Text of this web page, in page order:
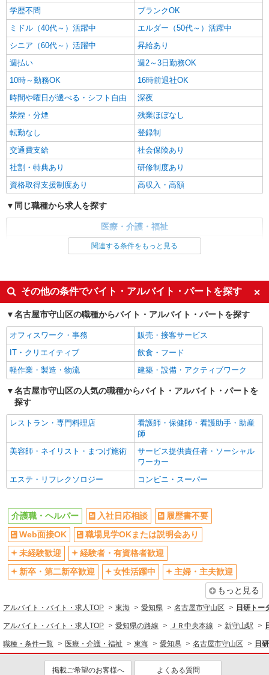
時給1500円〜2125円 ＜日払い有/週払い有/交
通費全支給(ガソリン代含む)＞
名古屋市守山区
詳細を見る
派遣社員
株式会社kotrio /●NG-H-2093164
新守山駅★未経験OKの人間関係に悩まない職
場へ★サ高住スタッフ
時給1500円〜2125円 ＜日払い有/週払い有/交
通費全支給(ガソリン代含む)＞
名古屋市守山区
キープ 詳細を見る
株式会社kotrio /●NG-H-2029548
＜新守山＞デイサービスSTAFF＊16時退社も
通費全支給(ガソリン代含む)＞
キープ 詳細を見る
派遣社員
（株）ウィルオブ・ワークCW 名古屋支店/ms230101
高齢者向けマンションstaff
時給1600円 ◆前払い・日払い・週払いOK
（株）ウィルオブ・ワークCW 名古屋支店/ms230101
高齢者向けマンションstaff
愛知県名古屋市守山区
キープ
派遣社員
個別ケア重視！高級シニア住宅で巡回やケアな
ど＊新守山駅/日払いOK
時給1500円〜2125円 ＜日払い有/週払い有/交
通費全支給(ガソリン代含む)＞
名古屋市守山区
学歴不問
ブランクOK
ミドル（40代～）活躍中
エルダー（50代～）活躍中
シニア（60代～）活躍中
昇給あり
週払い
週2～3日勤務OK
10時～勤務OK
16時前退社OK
時間や曜日が選べる・シフト自由
深夜
禁煙・分煙
残業ほぼなし
転勤なし
登録制
交通費支給
社会保険あり
社割・特典あり
研修制度あり
資格取得支援制度あり
高収入・高額
同じ職種から求人を探す
医療・介護・福祉
未経験歓迎
ミドル（40代～）活躍中
週2～3日勤務OK
深夜
交通費支給
社会保険あり
関連する条件をもっと見る
その他の条件でバイト・アルバイト・パートを探す
名古屋市守山区の職種からバイト・アルバイト・パートを探す
オフィスワーク・事務
販売・接客サービス
IT・クリエイティブ
飲食・フード
軽作業・製造・物流
建築・設備・アクティブワーク
名古屋市守山区の人気の職種からバイト・アルバイト・パートを
探す
レストラン・専門料理店
看護師・保健師・看護助手・助産
師
美容師・ネイリスト・まつげ施術
サービス提供責任者・ソーシャル
ワーカー
エステ・リフレクソロジー
コンビニ・スーパー
介護職・ヘルパー 入社日応相談
履歴書不要
Web面接OK
職場見学OKまたは説明会あり
未経験歓迎
経験者・有資格者歓迎
新卒・第二新卒歓迎
女性活躍中
主婦・主夫歓迎
もっと見る
アルバイト・バイト・求人TOP 東海 愛知県 名古屋市守山区 日研トー
アルバイト・バイト・求人TOP 愛知県の路線 ＪＲ中央本線 新守山駅
職種・条件一覧 医療・介護・福祉 東海 愛知県 名古屋市守山区 日
掲載ご希望のお客様へ よくある質問